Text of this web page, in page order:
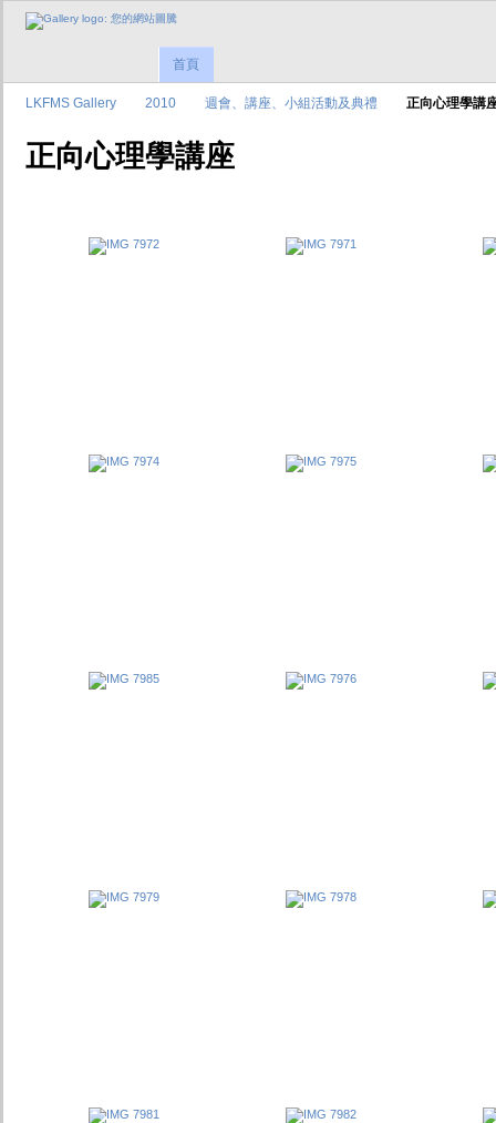
首頁
LKFMS Gallery 2010 週會、講座、小組活動及典禮 正向心理學講
正向心理學講座